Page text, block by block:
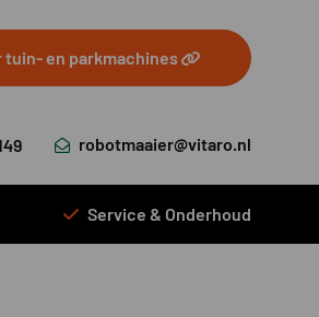
tuin- en parkmachines
robotmaaier@vitaro.nl
Service & Onderhoud